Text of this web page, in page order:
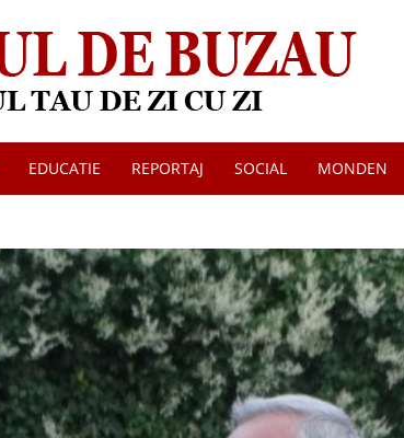
Jurnalul
de
EDUCATIE REPORTAJ SOCIAL MONDEN